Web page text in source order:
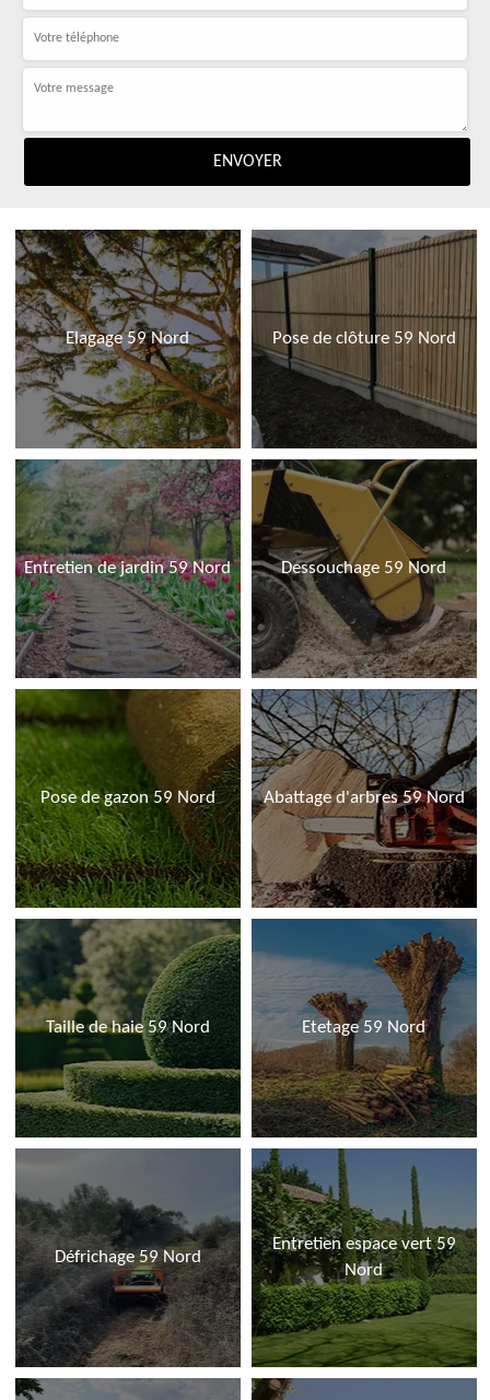
Elagage 59 Nord Pose de clôture 59 Nord
Entretien de jardin 59 Nord Dessouchage 59 Nord
Pose de gazon 59 Nord Abattage d'arbres 59 Nord
Taille de haie 59 Nord Etetage 59 Nord
Défrichage 59 Nord
Entretien espace vert 59
Nord